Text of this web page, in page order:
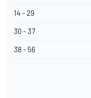
14 - 29
30 - 37
38 - 56